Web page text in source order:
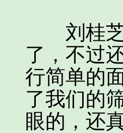
刘桂芝
了，不过
行简单的
了我们的
眼的，还